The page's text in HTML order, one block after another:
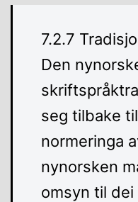
7.2.7
Den
seg tilbake
normeringa
nynorsken
omsyn til dei